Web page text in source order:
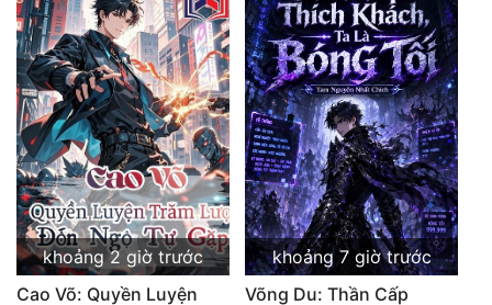
Thanh Xuân
Tiên Hiệp
Tiểu Thuyết
Trinh Thám
Triều Đấu
Trùng Sinh
Trọng Sinh
khoảng 2 giờ trước
Cao Võ: Quyền Luyện
khoảng 7 giờ trước
Võng Du: Thần Cấp